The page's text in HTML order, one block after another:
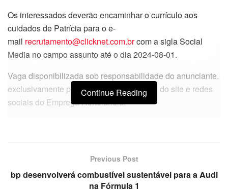
Os interessados deverão encaminhar o currículo aos
cuidados de Patrícia para o e-
mail recrutamento@clicknet.com.brcom a sigla Social
Media no campo assunto até o dia 2024-08-01.
Vaga disponibilizada sob responsabilidade do anunciante,
exclusivamente para publicação por meio do site e redes
sociais do Emprega Hortolândia.
Continue Reading
Previous Post
bp desenvolverá combustível sustentável para a Audi
na Fórmula 1